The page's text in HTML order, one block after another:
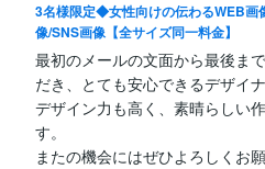
3名様限定◆女性向けの伝わるWEB画
像/SNS画像【全サイズ同一料金】
最初のメールの文面から最後ま
だき、とても安心できるデザイ
デザイン力も高く、素晴らしい
す。
またの機会にはぜひよろしくお